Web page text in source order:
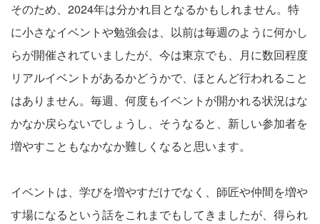
そのため、2024年は分かれ目となるかもしれません。特
に小さなイベントや勉強会は、以前は毎週のように何かし
らが開催されていましたが、今は東京でも、月に数回程度
リアルイベントがあるかどうかで、ほとんど行われること
はありません。毎週、何度もイベントが開かれる状況はな
かなか戻らないでしょうし、そうなると、新しい参加者を
増やすこともなかなか難しくなると思います。
イベントは、学びを増やすだけでなく、師匠や仲間を増や
す場になるという話をこれまでもしてきましたが、得られ